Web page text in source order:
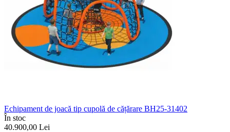
Echipament de joacă tip cupolă de cățărare BH25-31402
În stoc
40.900,00 Lei